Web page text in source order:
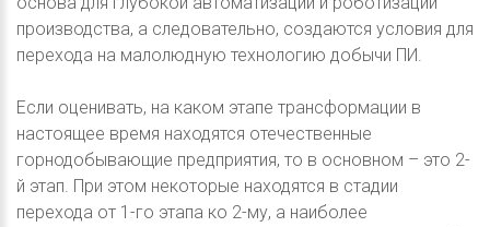
производства, а следовательно, создаются условия для
перехода на малолюдную технологию добычи ПИ.
Если оценивать, на каком этапе трансформации в
настоящее время находятся отечественные
горнодобывающие предприятия, то в основном – это 2-
й этап. При этом некоторые находятся в стадии
перехода от 1-го этапа ко 2-му, а наиболее